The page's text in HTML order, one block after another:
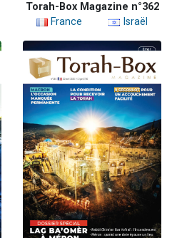
Torah-Box Magazine n°362
France
Israël